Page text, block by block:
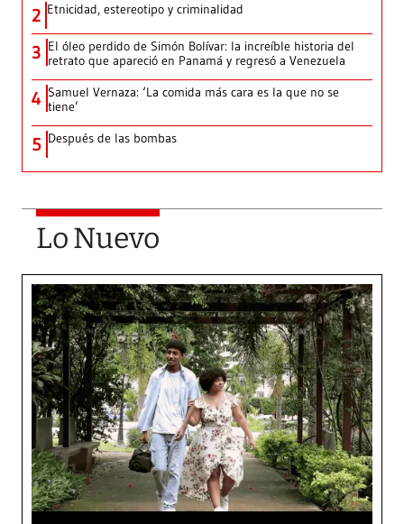
2 Etnicidad, estereotipo y criminalidad
3 El óleo perdido de Simón Bolívar: la increíble historia del
retrato que apareció en Panamá y regresó a Venezuela
4 Samuel Vernaza: ‘La comida más cara es la que no se
tiene’
5 Después de las bombas
Lo Nuevo